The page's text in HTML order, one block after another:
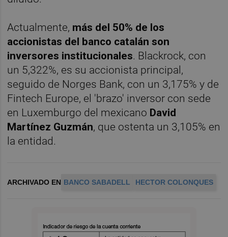
Actualmente, más del 50% de los
accionistas del banco catalán son
inversores institucionales. Blackrock, con
un 5,322%, es su accionista principal,
seguido de Norges Bank, con un 3,175% y de
Fintech Europe, el 'brazo' inversor con sede
en Luxemburgo del mexicano David
Martínez Guzmán, que ostenta un 3,105% en
la entidad.
ARCHIVADO EN BANCO SABADELL HECTOR COLONQUES